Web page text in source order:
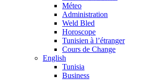
Méteo
Administration
Weld Bled
Horoscope
Tunisien à l’étranger
Cours de Change
English
Tunisia
Business